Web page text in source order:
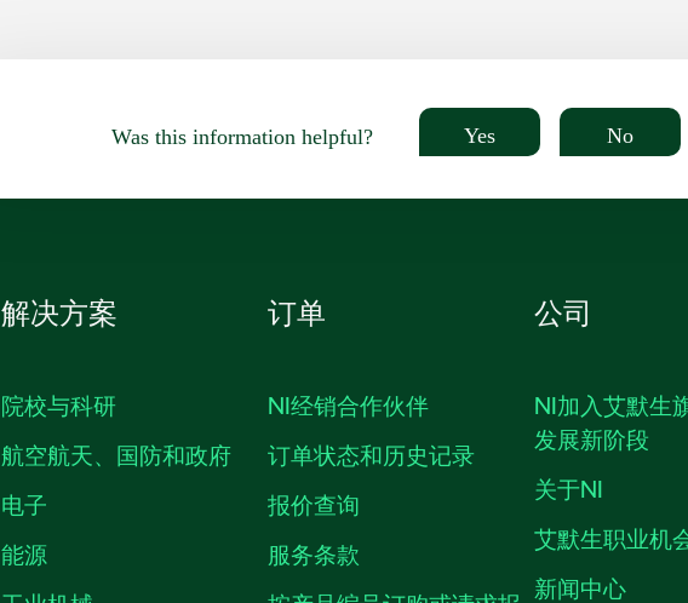
Was this information helpful? Yes No
解决方案
院校与科研
航空航天、国防和政府
电子
能源
订单
NI经销合作伙伴
订单状态和历史记录
报价查询
服务条款
公司
NI加入艾默生
发展新阶段
关于NI
艾默生职业机
新闻中心